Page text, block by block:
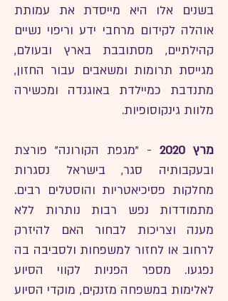
בשנים אלו היא מייסדת את עמותת
אוהלה לקידום מרחבי ידע וריפוי נשיים
קהילתיים, מסתובבת בארץ ובעולם,
מגייסת תרומות ומשאבים עבור החזון,
מתנדבת כמיילדת באוגנדה ומכשירה
מלוות גינקוסופיות.
מרץ 2020
- "מגפת הקורונה" פורצת
ובעקבותיה סגר, בישראל נסגרות
מחלקות פסיכיאטריות והוסטלים רבים.
מתמודדות נפש רבות נותרות ללא
מענה וצריכות לבחור האם להיזרק
לרחוב או לחזור למשפחות ולסביבה בה
נפגעו. מספר הפניות לקווי הסיוע
לאלימות במשפחה מזנקים, מוקדי הסיוע